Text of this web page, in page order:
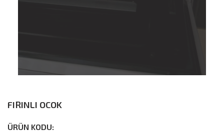
FIRINLI OCOK
ÜRÜN KODU: